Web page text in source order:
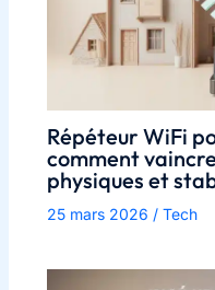
Répéteur WiFi
comment
physiques et
25 mars 2026 / Tech